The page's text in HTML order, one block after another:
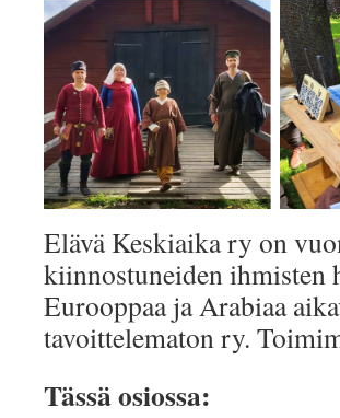
Elävä Keskiaika ry on
kiinnostuneiden ihmisten
Eurooppaa ja Arabiaa
tavoittelematon ry.
Tässä osiossa: